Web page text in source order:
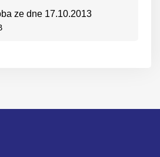
ze dne 17.10.2013